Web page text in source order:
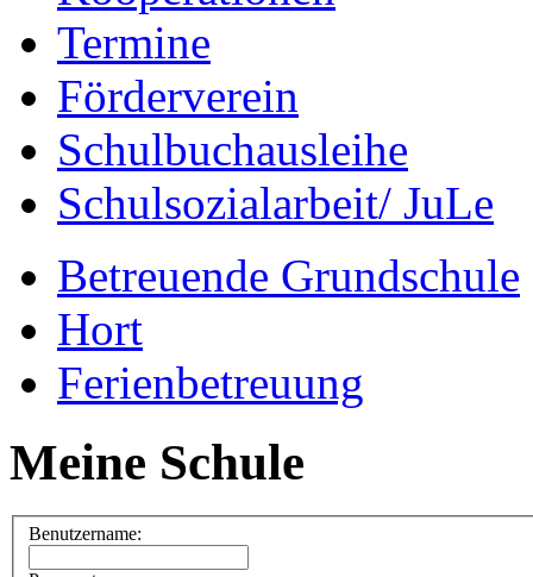
Termine
Förderverein
Schulbuchausleihe
Schulsozialarbeit/ JuLe
Betreuende Grundschule
Hort
Ferienbetreuung
Meine Schule
Benutzername: